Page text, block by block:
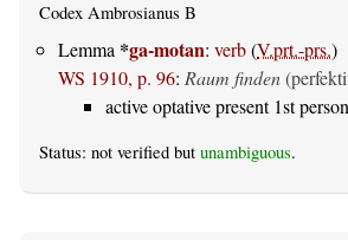
Codex Ambrosianus B
Lemma *ga-motan: verb(V.prt.-prs.)
WS 1910, p. 96: Raum finden
active optative present 1st
Status: not verified but unambiguous.